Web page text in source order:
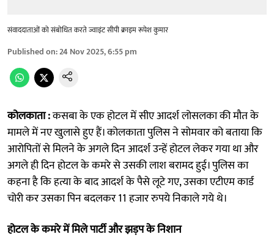
संवाददाताओं को संबोधित करते ज्वाइंट सीपी क्राइम रूपेश कुमार
Published on:24 Nov 2025, 6:55 pm
कोलकाता :कसबा के एक होटल में सीए आदर्श लोसलका की मौत के
मामले में नए खुलासे हुए हैं। कोलकाता पुलिस ने सोमवार को बताया कि
आरोपितों से मिलने के अगले दिन आदर्श उन्हें होटल लेकर गया था और
अगले ही दिन होटल के कमरे से उसकी लाश बरामद हुई। पुलिस का
कहना है कि हत्या के बाद आदर्श के पैसे लूटे गए, उसका एटीएम कार्ड
चोरी कर उसका पिन बदलकर 11 हजार रुपये निकाले गये थे।
होटल के कमरे में मिले पार्टी और झड़प के निशान